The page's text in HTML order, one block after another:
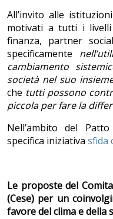
All’invito alle
motivati a tutti i livelli
finanza, partner
specificamente
cambiamento
società nel suo
che tutti possono
piccola per fare la
Nell’ambito del
specifica iniziativa sfida
Le proposte del
(Cese) per un
favore del clima e della